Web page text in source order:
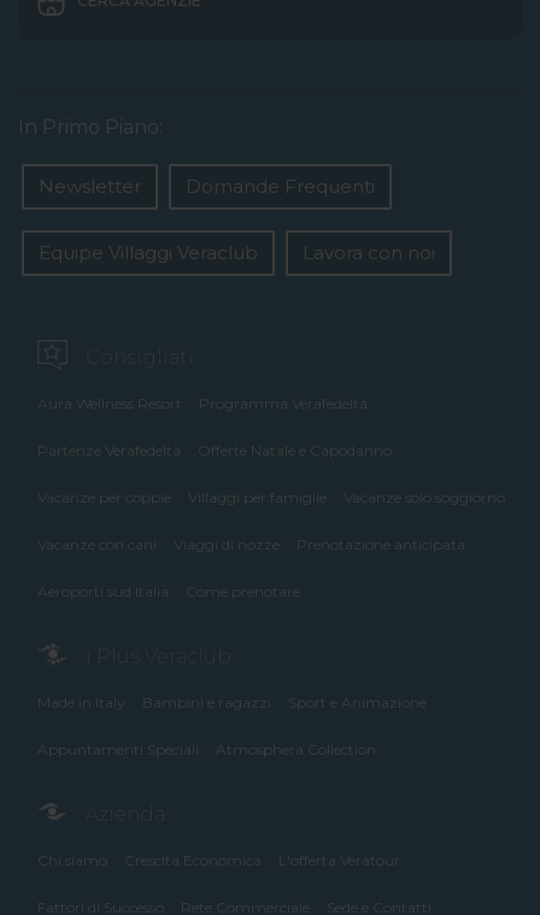
In Primo Piano:
Newsletter Domande Frequenti
Equipe Villaggi Veraclub Lavora con noi
Consigliati
Aura Wellness Resort Programma Verafedeltà
Partenze Verafedeltà Offerte Natale e Capodanno
Vacanze per coppie Villaggi per famiglie Vacanze solo soggiorno
Vacanze con cani Viaggi di nozze Prenotazione anticipata
Aeroporti sud Italia Come prenotare
i Plus Veraclub
Made in Italy Bambini e ragazzi Sport e Animazione
Appuntamenti Speciali Atmosphera Collection
Azienda
Chi siamo Crescita Economica L'offerta Veratour
Fattori di Successo Rete Commerciale Sede e Contatti